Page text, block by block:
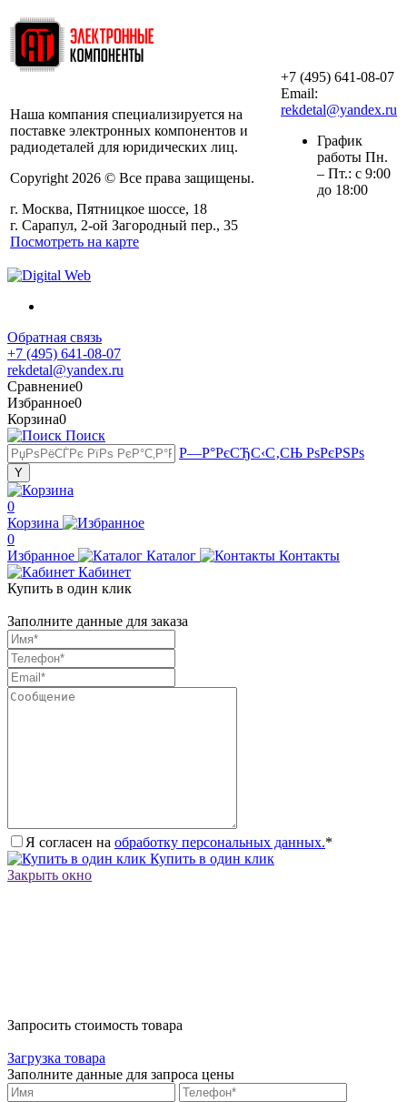
Наша компания специализируется на
поставке электронных компонентов и
радиодеталей для юридических лиц.
Copyright 2026 © Все права защищены.
г. Москва, Пятницкое шоссе, 18
г. Сарапул, 2-ой Загородный пер., 35
Посмотреть на карте
+7 (495) 641-08-07
Email:
rekdetal@yandex.ru
График
работы Пн.
– Пт.: с 9:00
до 18:00
Обратная связь
+7 (495) 641-08-07
rekdetal@yandex.ru
Сравнение0
Избранное0
Корзина0
Поиск
Р—Р°РєСЂС‹С‚СЊ РѕРєРЅРѕ
0
Корзина
0
Избранное
Каталог
Контакты
Кабинет
Купить в один клик
Заполните данные для заказа
Я согласен на обработку персональных данных.*
Купить в один клик
Закрыть окно
Запросить стоимость товара
Загрузка товара
Заполните данные для запроса цены